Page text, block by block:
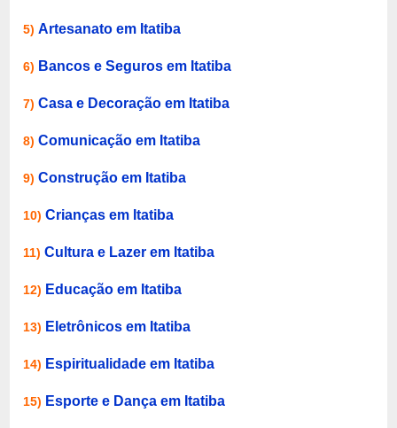
5)Artesanato em Itatiba
6) Bancos e Seguros em Itatiba
7)Casa e Decoração em Itatiba
8)Comunicação em Itatiba
9)Construção em Itatiba
10)Crianças em Itatiba
11)Cultura e Lazer em Itatiba
12) Educação em Itatiba
13) Eletrônicos em Itatiba
14) Espiritualidade em Itatiba
15) Esporte e Dança em Itatiba